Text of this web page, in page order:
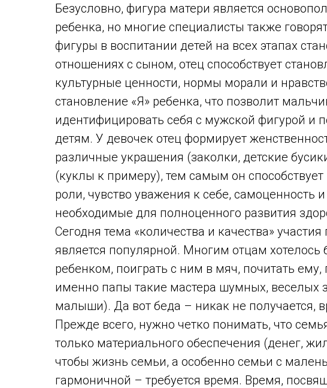
Безусловно, фигура матери является
ребенка, но многие специалисты также
фигуры в воспитании детей на всех этапах
отношениях с сыном, отец способствует
культурные ценности, нормы морали и
становление «Я» ребенка, что позволит
идентифицировать себя с мужской фигурой и
детям. У девочек отец формирует
различные украшения (заколки, детские
(куклы к примеру), тем самым он
роли, чувство уважения к себе,
необходимые для полноценного развития
Сегодня тема «количества и качества»
является популярной. Многим отцам хотелось
ребенком, поиграть с ним в мяч, почитать ему,
именно папы такие мастера шумных, веселых
малыши). Да вот беда – никак не получается,
Прежде всего, нужно четко понимать, что
только материального обеспечения (денег,
чтобы жизнь семьи, а особенно семьи с
гармоничной – требуется время. Время,